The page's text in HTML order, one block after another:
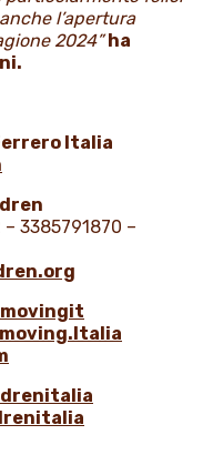
l’apertura
2024”ha
Italia
3385791870 –